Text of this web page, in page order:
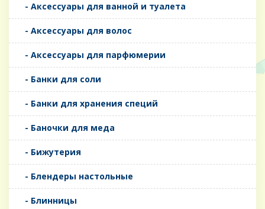
- Аксессуары для ванной и туалета
- Аксессуары для волос
- Аксессуары для парфюмерии
- Банки для соли
- Банки для хранения специй
- Баночки для меда
- Бижутерия
- Блендеры настольные
- Блинницы